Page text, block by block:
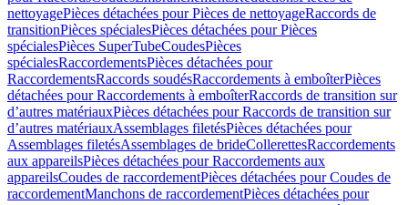
nettoyagePièces détachées pour Pièces de nettoyageRaccords de
transitionPièces spécialesPièces détachées pour Pièces
spécialesPièces SuperTubeCoudesPièces
spécialesRaccordementsPièces détachées pour
RaccordementsRaccords soudésRaccordements à emboîterPièces
détachées pour Raccordements à emboîterRaccords de transition sur
d’autres matériauxPièces détachées pour Raccords de transition sur
d’autres matériauxAssemblages filetésPièces détachées pour
Assemblages filetésAssemblages de brideCollerettesRaccordements
aux appareilsPièces détachées pour Raccordements aux
appareilsCoudes de raccordementPièces détachées pour Coudes de
raccordementManchons de raccordementPièces détachées pour